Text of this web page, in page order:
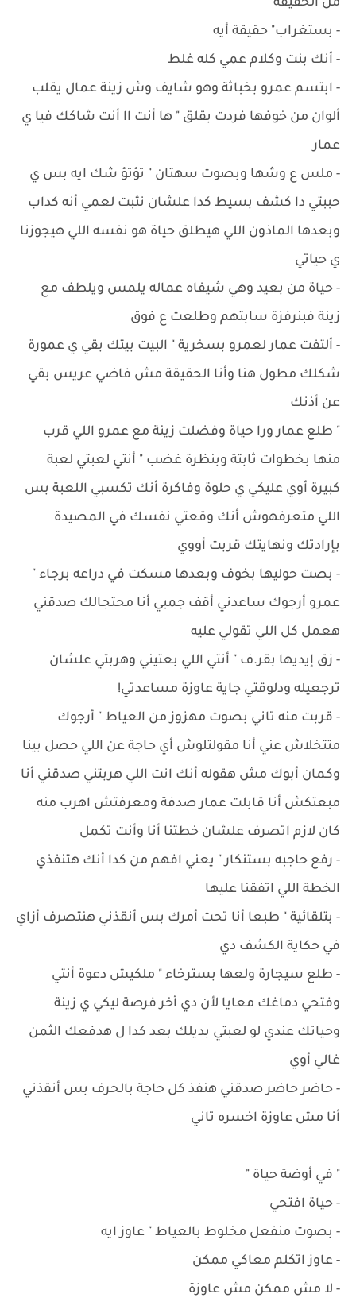
من الحقيقة
- ‏بستغراب" حقيقة أيه
- ‏أنك بنت وكلام عمي كله غلط
- ‏ابتسم عمرو بخباثة وهو شايف وش زينة عمال يقلب
ألوان من خوفها فردت بقلق " ها أنت اا أنت شاكك فيا ي
عمار
- ملس ع وشها وبصوت سهتان " تؤتؤ شك ايه بس ي
حببتي دا كشف بسيط كدا علشان نثبت لعمي أنه كداب
وبعدها الماذون اللي هيطلق حياة هو نفسه اللي هيجوزنا
ي حياتي
- ‏حياة من بعيد وهي شيفاه عماله يلمس ويلطف مع
زينة فبنرفزة سابتهم وطلعت ع فوق
- ‏ألتفت عمار لعمرو بسخرية " البيت بيتك بقي ي عمورة
شكلك مطول هنا وأنا الحقيقة مش فاضي عريس بقي
عن أذنك
" طلع عمار ورا حياة وفضلت زينة مع عمرو اللي قرب
منها بخطوات ثابتة وبنظرة غضب " أنتي لعبتي لعبة
كبيرة أوي عليكي ي حلوة وفاكرة أنك تكسبي اللعبة بس
اللي متعرفهوش أنك وقعتي نفسك في المصيدة
بإرادتك ونهايتك قربت أووي
- بصت حوليها بخوف وبعدها مسكت في دراعه برجاء "
عمرو أرجوك ساعدني أقف جمبي أنا محتجالك صدقني
هعمل كل اللي تقولي عليه
- ‏زق إيديها بقر.ف " أنتي اللي بعتيني وهربتي علشان
ترجعيله ودلوقتي جاية عاوزة مساعدتي!
- قربت منه تاني بصوت مهزوز من العياط " أرجوك
متتخلاش عني أنا مقولتلوش أي حاجة عن اللي حصل بينا
وكمان أبوك مش هقوله أنك انت اللي هربتني صدقني أنا
مبعتكش أنا قابلت عمار صدفة ومعرفتش اهرب منه
كان لازم اتصرف علشان خطتنا أنا وأنت تكمل
- ‏رفع حاجبه بستنكار " يعني افهم من كدا أنك هتنفذي
الخطة اللي اتفقنا عليها
- ‏بتلقائية " طبعا أنا تحت أمرك بس أنقذني هنتصرف أزاي
في حكاية الكشف دي
- ‏طلع سيجارة ولعها بسترخاء " ملكيش دعوة أنتي
وفتحي دماغك معايا لأن دي أخر فرصة ليكي ي زينة
وحياتك عندي لو لعبتي بديلك بعد كدا ل هدفعك الثمن
غالي أوي
- حاضر حاضر صدقني هنفذ كل حاجة بالحرف بس أنقذني
أنا مش عاوزة اخسره تاني
" في أوضة حياة "
- حياة افتحي
- ‏بصوت منفعل مخلوط بالعياط " عاوز ايه
- ‏عاوز اتكلم معاكي ممكن
- ‏لا مش ممكن مش عاوزة